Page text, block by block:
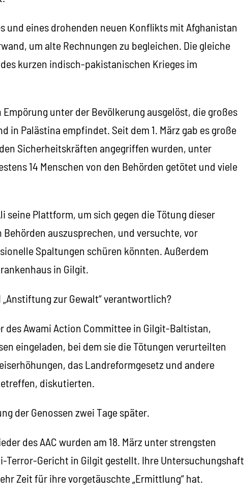
und eines drohenden neuen Konflikts mit Afghanistan
um alte Rechnungen zu begleichen. Die gleiche
kurzen indisch-pakistanischen Krieges im
unter der Bevölkerung ausgelöst, die großes
in Palästina empfindet. Seit dem 1. März gab es große
Sicherheitskräften angegriffen wurden, unter
14 Menschen von den Behörden getötet und viele
seine Plattform, um sich gegen die Tötung dieser
auszusprechen, und versuchte, vor
Spaltungen schüren könnten. Außerdem
in Gilgit.
zur Gewalt“ verantwortlich?
des Awami Action Committee in Gilgit-Baltistan,
eingeladen, bei dem sie die Tötungen verurteilten
das Landreformgesetz und andere
diskutierten.
der Genossen zwei Tage später.
des AAC wurden am 18. März unter strengsten
Terror-Gericht in Gilgit gestellt. Ihre Untersuchungshaft
Zeit für ihre vorgetäuschte „Ermittlung“ hat.